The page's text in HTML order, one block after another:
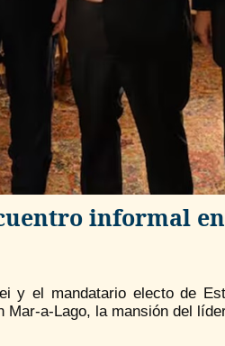
informal
y el mandatario electo de
a-Lago, la mansión del